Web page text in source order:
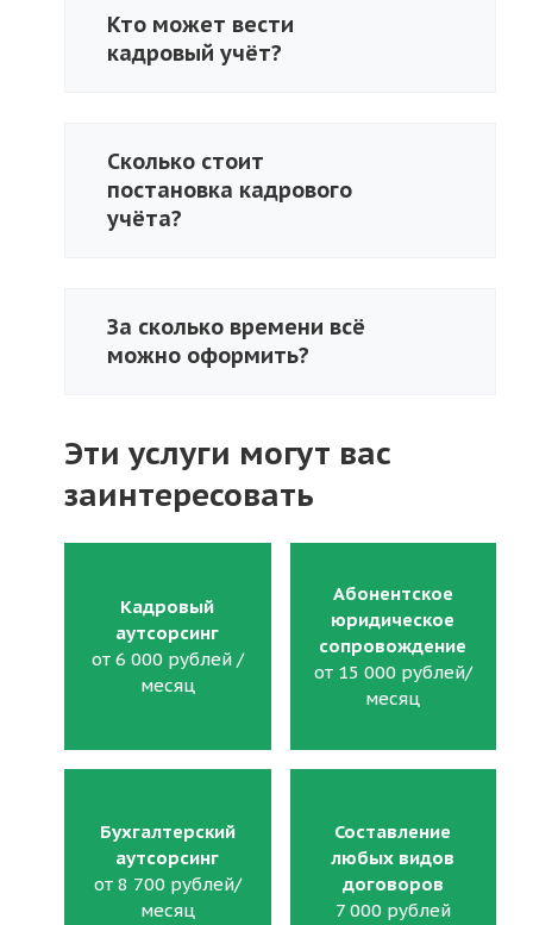
Кто может вести
кадровый учёт?
Сколько стоит
постановка кадрового
учёта?
За сколько времени всё
можно оформить?
Эти услуги могут вас
заинтересовать
Кадровый
аутсорсинг
от 6 000 рублей /
месяц
Абонентское
юридическое
сопровождение
от 15 000 рублей/
месяц
Бухгалтерский
аутсорсинг
от 8 700 рублей/
месяц
Составление
любых видов
договоров
7 000 рублей